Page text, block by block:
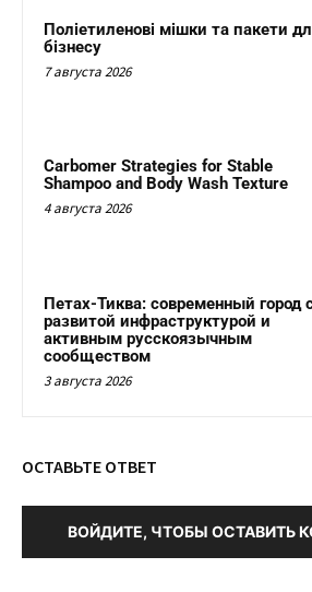
Поліетиленові мішки та пакети
бізнесу
7 августа 2026
Carbomer Strategies for Stable
Shampoo and Body Wash Texture
4 августа 2026
Петах-Тиква: современный город
развитой инфраструктурой и
активным русскоязычным
сообществом
3 августа 2026
ОСТАВЬТЕ ОТВЕТ
ВОЙДИТЕ, ЧТОБЫ ОСТАВИТЬ